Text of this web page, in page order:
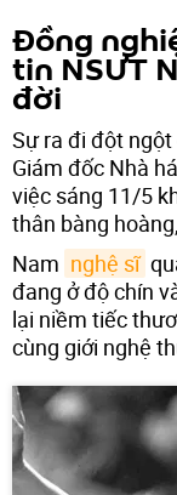
Đồng
tin NSƯT
đời
Sự ra đi đột ngột
Giám đốc Nhà
việc sáng 11/5
thân bàng
Nam nghệ sĩ
đang ở độ chín
lại niềm tiếc
cùng giới nghệ